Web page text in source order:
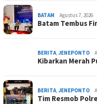
BATAM Agustus 7, 2026
Batam Tembus
BERITA, JENEPONTO
Kibarkan Merah
BERITA, JENEPONTO
Tim Resmob